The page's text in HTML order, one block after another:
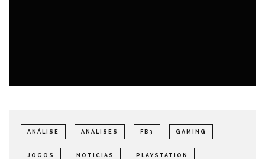
ANÁLISE ANÁLISES FB3 GAMING
JOGOS NOTICIAS PLAYSTATION